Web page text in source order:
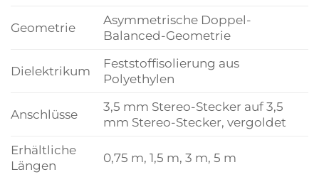
Geometrie
Asymmetrische Doppel-
Balanced-Geometrie
Dielektrikum
Feststoffisolierung aus
Polyethylen
Anschlüsse
3,5 mm Stereo-Stecker auf 3,5
mm Stereo-Stecker, vergoldet
Erhältliche
Längen
0,75 m, 1,5 m, 3 m, 5 m